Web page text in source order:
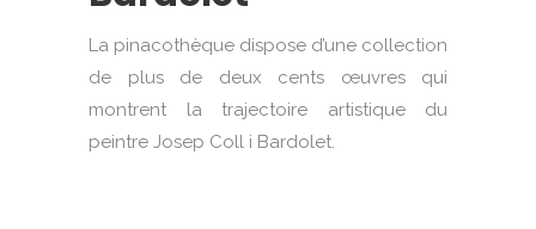
La pinacothèque dispose d’une collection
de plus de deux cents œuvres qui
montrent la trajectoire artistique du
peintre Josep Coll i Bardolet.